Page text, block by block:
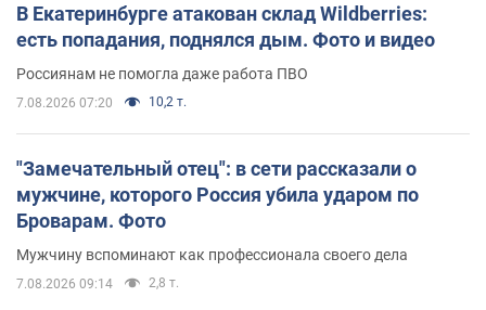
В Екатеринбурге атакован склад Wildberries:
есть попадания, поднялся дым. Фото и видео
Россиянам не помогла даже работа ПВО
7.08.2026 07:20 10,2 т.
"Замечательный отец": в сети рассказали о
мужчине, которого Россия убила ударом по
Броварам. Фото
Мужчину вспоминают как профессионала своего дела
7.08.2026 09:14 2,8 т.